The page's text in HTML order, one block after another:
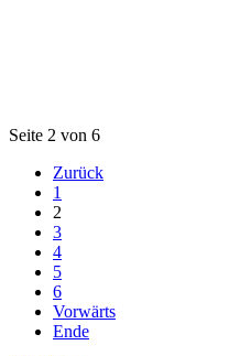
Seite 2 von 6
Zurück
1
2
3
4
5
6
Vorwärts
Ende